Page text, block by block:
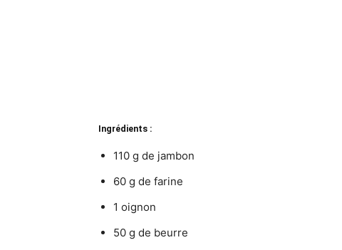
Ingrédients :
110 g de jambon
60 g de farine
1 oignon
50 g de beurre